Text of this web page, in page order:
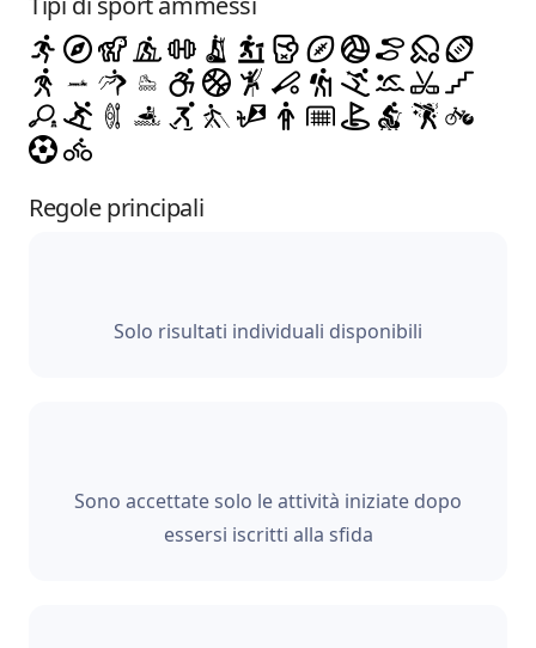
Regole principali
Solo risultati individuali disponibili
Sono accettate solo le attività iniziate dopo
essersi iscritti alla sfida